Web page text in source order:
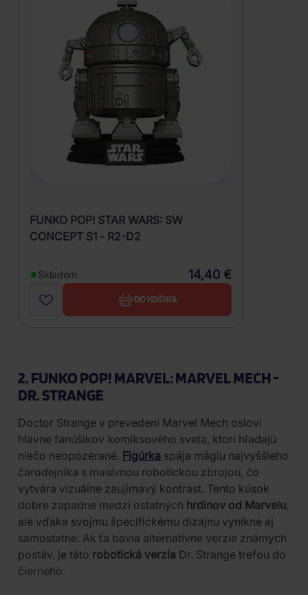
FUNKO POP! STAR WARS: SW
CONCEPT S1 - R2-D2
Skladom 14,40 €
DO KOŠÍKA
2. FUNKO POP! MARVEL: MARVEL MECH -
DR. STRANGE
Doctor Strange v prevedení Marvel Mech osloví
hlavne fanúšikov komiksového sveta, ktorí hľadajú
niečo neopozerané. Figúrka spája mágiu najvyššieho
čarodejníka s masívnou robotickou zbrojou, čo
vytvára vizuálne zaujímavý kontrast. Tento kúsok
dobre zapadne medzi ostatných hrdinov od Marvelu,
ale vďaka svojmu špecifickému dizajnu vynikne aj
samostatne. Ak ťa bavia alternatívne verzie známych
postáv, je táto robotická verzia Dr. Strange trefou do
čierneho.